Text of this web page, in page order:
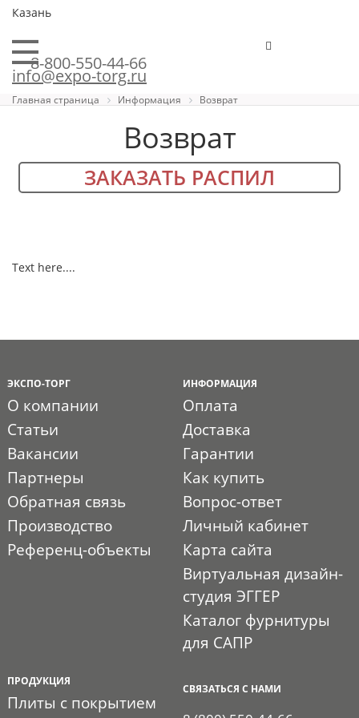
Казань
8-800-550-44-66
info@expo-torg.ru
Главная страница Информация Возврат
Возврат
ЗАКАЗАТЬ РАСПИЛ
Text here....
ЭКСПО-ТОРГ
О компании
Статьи
Вакансии
Партнеры
Обратная связь
Производство
Референц-объекты
ИНФОРМАЦИЯ
Оплата
Доставка
Гарантии
Как купить
Вопрос-ответ
Личный кабинет
Карта сайта
Виртуальная дизайн-
студия ЭГГЕР
Каталог фурнитуры
для САПР
ПРОДУКЦИЯ
Плиты с покрытием
СВЯЗАТЬСЯ С НАМИ